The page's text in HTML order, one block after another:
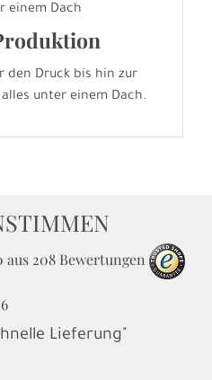
einem Dach
den Druck bis hin zur
unter einem Dach.
aus 208 Bewertungen
Lieferung"